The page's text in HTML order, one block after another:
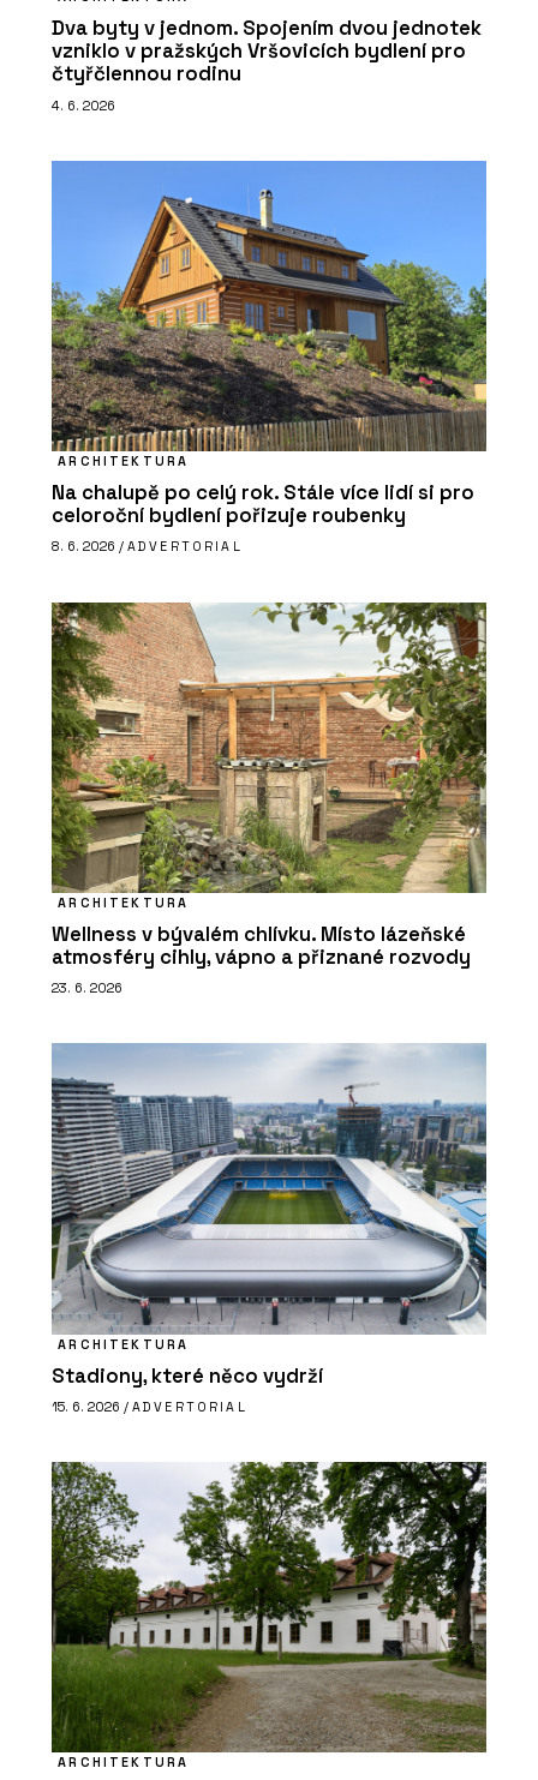
Dva byty v jednom. Spojením dvou jednotek
vzniklo v pražských Vršovicích bydlení pro
čtyřčlennou rodinu
4. 6. 2026
ARCHITEKTURA
Na chalupě po celý rok. Stále více lidí si pro
celoroční bydlení pořizuje roubenky
8. 6. 2026 / ADVERTORIAL
ARCHITEKTURA
Wellness v bývalém chlívku. Místo lázeňské
atmosféry cihly, vápno a přiznané rozvody
23. 6. 2026
ARCHITEKTURA
Stadiony, které něco vydrží
15. 6. 2026 / ADVERTORIAL
ARCHITEKTURA